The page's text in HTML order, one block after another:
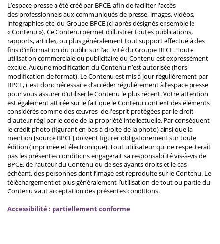
L’espace presse a été créé par BPCE, afin de faciliter l'accès
des professionnels aux communiqués de presse, images, vidéos,
infographies etc. du Groupe BPCE (ci-après désignés ensemble le
« Contenu »). Ce Contenu permet d'illustrer toutes publications,
rapports, articles, ou plus généralement tout support effectué à des
fins d’information du public sur l’activité du Groupe BPCE. Toute
utilisation commerciale ou publicitaire du Contenu est expressément
exclue. Aucune modification du Contenu n’est autorisée (hors
modification de format). Le Contenu est mis à jour régulièrement par
BPCE, il est donc nécessaire d’accéder régulièrement à l’espace presse
pour vous assurer d’utiliser le Contenu le plus récent. Votre attention
est également attirée sur le fait que le Contenu contient des éléments
considérés comme des œuvres de l'esprit protégées par le droit
d'auteur régi par le code de la propriété intellectuelle. Par conséquent
le crédit photo (figurant en bas à droite de la photo) ainsi que la
mention [source BPCE] doivent figurer obligatoirement sur toute
édition (imprimée et électronique). Tout utilisateur qui ne respecterait
pas les présentes conditions engagerait sa responsabilité vis-à-vis de
BPCE, de l'auteur du Contenu ou de ses ayants droits et le cas
échéant, des personnes dont l’image est reproduite sur le Contenu. Le
téléchargement et plus généralement l’utilisation de tout ou partie du
Contenu vaut acceptation des présentes conditions.
Accessibilité : partiellement conforme